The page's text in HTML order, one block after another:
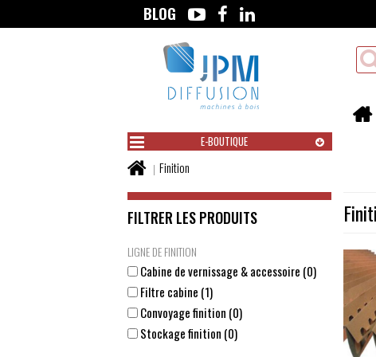
BLOG
un
E-BOUTIQUE
Vous
ici :
Finition
FILTRER LES PRODUITS
LIGNE DE FINITION
Cabine de vernissage & accessoire (0)
Filtre cabine (1)
Convoyage finition (0)
Stockage finition (0)